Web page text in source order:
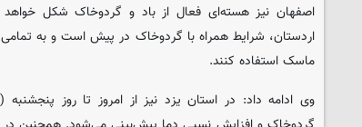
اصفهان نیز هسته‌ای فعال از باد و گردوخاک شکل
اردستان، شرایط همراه با گردوخاک در پیش است و به
ماسک استفاده کنند.